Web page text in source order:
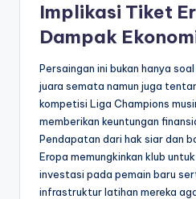
Implikasi Tiket
Dampak
Persaingan ini bukan hanya
juara semata namun juga
kompetisi Liga Champions
memberikan keuntungan
Pendapatan dari hak siar dan
Eropa memungkinkan klub
investasi pada pemain baru
infrastruktur latihan mereka